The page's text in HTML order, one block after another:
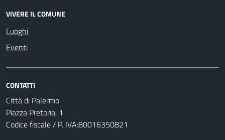
VIVERE IL COMUNE
Luoghi
Eventi
CONTATTI
Città di Palermo
Piazza Pretoria, 1
Codice fiscale / P. IVA:80016350821